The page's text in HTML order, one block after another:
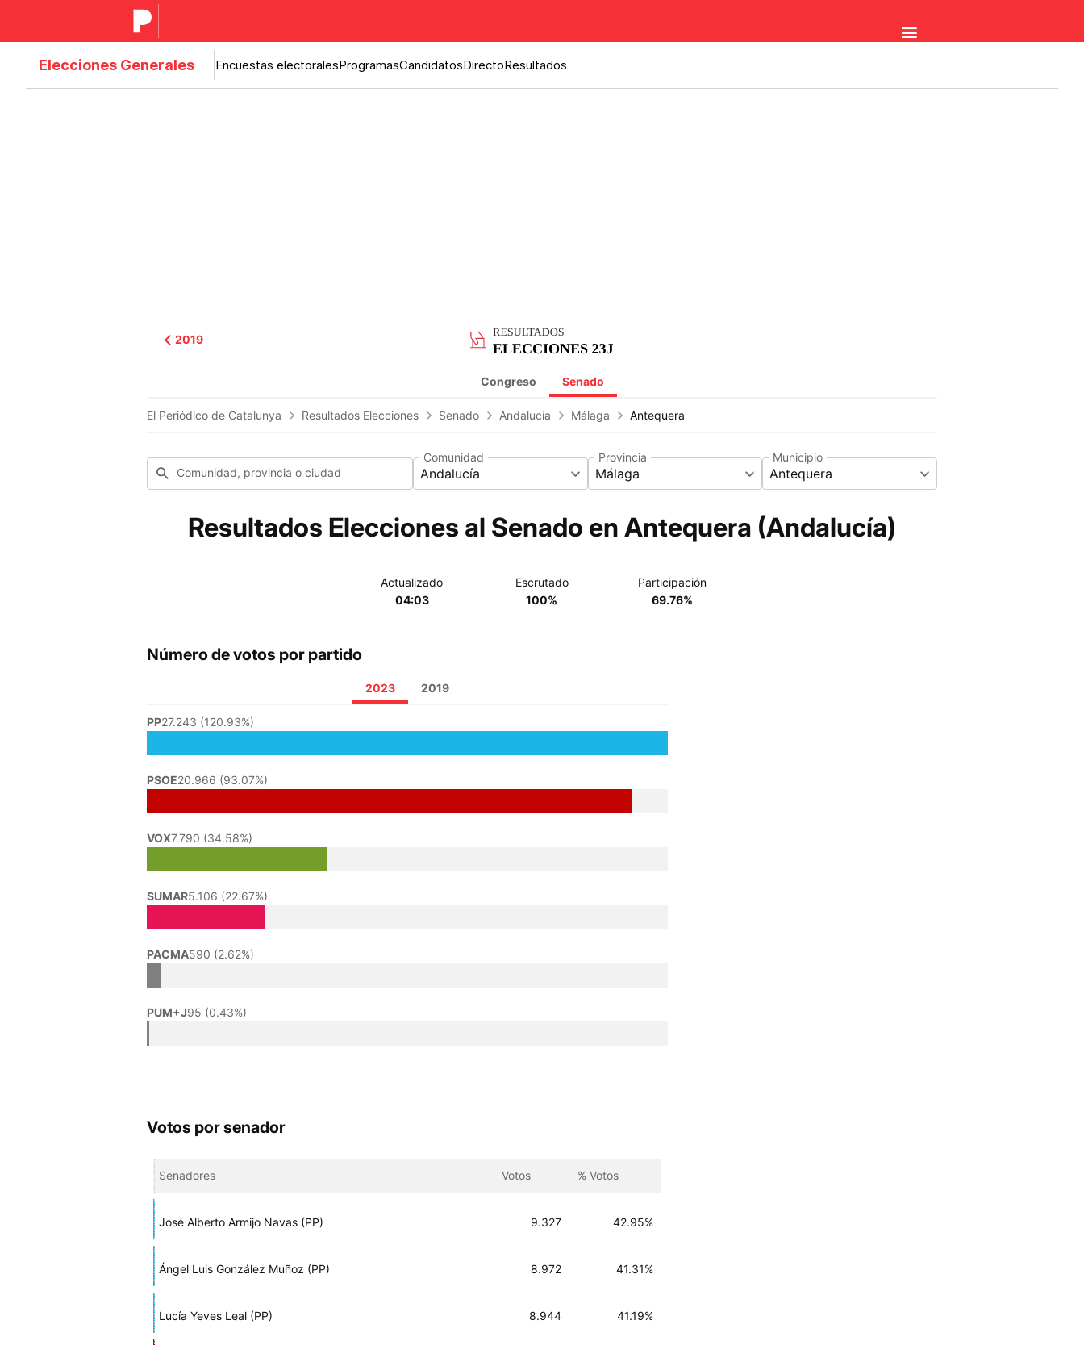
Elecciones Generales Encuestas electoralesProgramasCandidatosDirectoResultados
2019
Congreso Senado
El Periódico de Catalunya Resultados Elecciones Senado Andalucía Málaga Antequera
Comunidad, provincia o ciudad Andalucía
Comunidad
Málaga
Provincia
Antequera
Municipio
Resultados Elecciones al Senado en Antequera (Andalucía)
Actualizado
04:03
Escrutado
100%
Participación
69.76%
Número de votos por partido
2023 2019
PP27.243 (120.93%)
PSOE20.966 (93.07%)
VOX7.790 (34.58%)
SUMAR5.106 (22.67%)
PACMA590 (2.62%)
PUM+J95 (0.43%)
Votos por senador
Senadores Votos % Votos
José Alberto Armijo Navas (PP) 9.327 42.95%
Ángel Luis González Muñoz (PP) 8.972 41.31%
Lucía Yeves Leal (PP) 8.944 41.19%